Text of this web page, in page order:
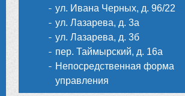
ул. Ивана Черных, д. 96/22
ул. Лазарева, д. 3а
ул. Лазарева, д. 3б
пер. Таймырский, д. 16а
Непосредственная форма
управления